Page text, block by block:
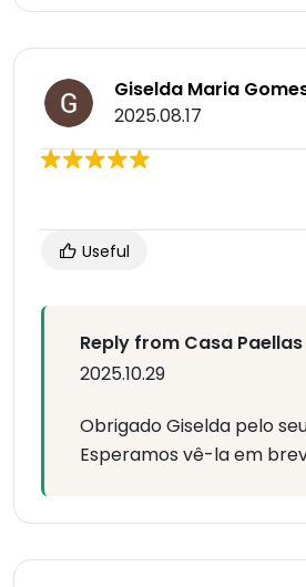
Giselda Maria
2025.08.17
Useful
Reply from Casa Paellas
2025.10.29
Obrigado Giselda pelo
Esperamos vê-la em